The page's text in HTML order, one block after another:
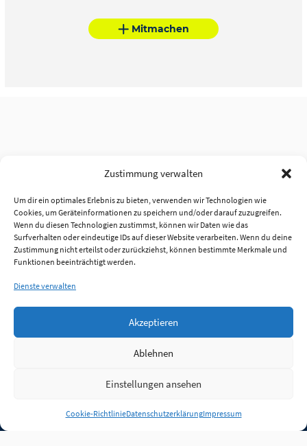
Zustimmung verwalten
Um dir ein optimales Erlebnis zu bieten, verwenden wir Technologien wie
Cookies, um Geräteinformationen zu speichern und/oder darauf zuzugreifen.
Wenn du diesen Technologien zustimmst, können wir Daten wie das
Surfverhalten oder eindeutige IDs auf dieser Website verarbeiten. Wenn du deine
Zustimmung nicht erteilst oder zurückziehst, können bestimmte Merkmale und
Funktionen beeinträchtigt werden.
Dienste verwalten
Akzeptieren
Ablehnen
Einstellungen ansehen
Cookie-RichtlinieDatenschutzerklärungImpressum
Mitmachen
Anmelden
Jobs Partner FAQ Quellen